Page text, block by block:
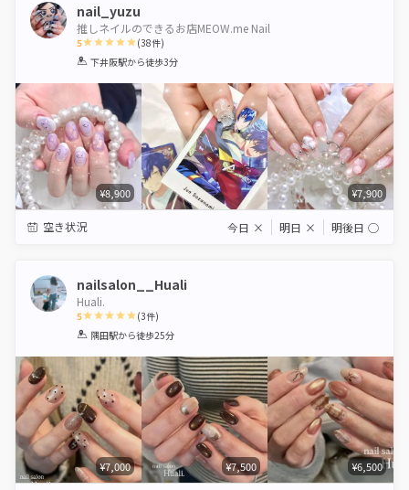
nail_yuzu
推しネイルのできるお店MEOW.me Nail
5
1 2 3 4 5
(38件)
下井阪駅から徒歩3分
¥8,900 ¥7,900
空き状況 今日 × 明日 × 明後日 ◯
nailsalon__Huali
Huali.
5
1 2 3 4 5
(3件)
隅田駅から徒歩25分
¥7,000 ¥7,500 ¥6,500